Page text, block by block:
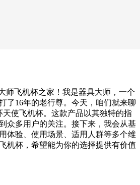
师飞机杯之家！我是器具大师，一个
了16年的老行尊。今天，咱们就来聊
使飞机杯。这款产品以其独特的指
众多用户的关注。接下来，我会从基
体验、使用场景、适用人群等多个维
机杯，希望能为你的选择提供有价值